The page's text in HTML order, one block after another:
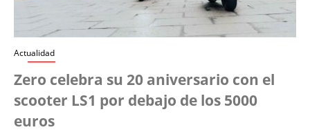
Actualidad
Zero celebra su 20 aniversario con el
scooter LS1 por debajo de los 5000
euros